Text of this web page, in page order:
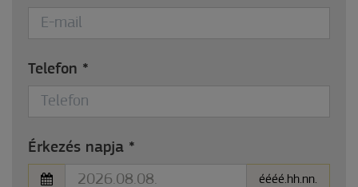
Telefon *
Érkezés napja *
éééé.hh.nn.